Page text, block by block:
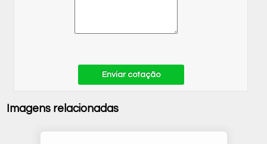
Enviar cotação
Imagens relacionadas